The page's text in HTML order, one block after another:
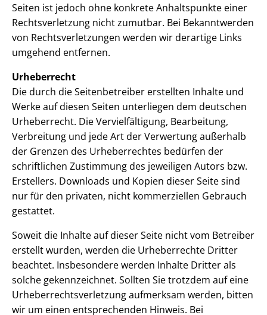
Seiten ist jedoch ohne konkrete Anhaltspunkte einer
Rechtsverletzung nicht zumutbar. Bei Bekanntwerden
von Rechtsverletzungen werden wir derartige Links
umgehend entfernen.
Urheberrecht
Die durch die Seitenbetreiber erstellten Inhalte und
Werke auf diesen Seiten unterliegen dem deutschen
Urheberrecht. Die Vervielfältigung, Bearbeitung,
Verbreitung und jede Art der Verwertung außerhalb
der Grenzen des Urheberrechtes bedürfen der
schriftlichen Zustimmung des jeweiligen Autors bzw.
Erstellers. Downloads und Kopien dieser Seite sind
nur für den privaten, nicht kommerziellen Gebrauch
gestattet.
Soweit die Inhalte auf dieser Seite nicht vom Betreiber
erstellt wurden, werden die Urheberrechte Dritter
beachtet. Insbesondere werden Inhalte Dritter als
solche gekennzeichnet. Sollten Sie trotzdem auf eine
Urheberrechtsverletzung aufmerksam werden, bitten
wir um einen entsprechenden Hinweis. Bei